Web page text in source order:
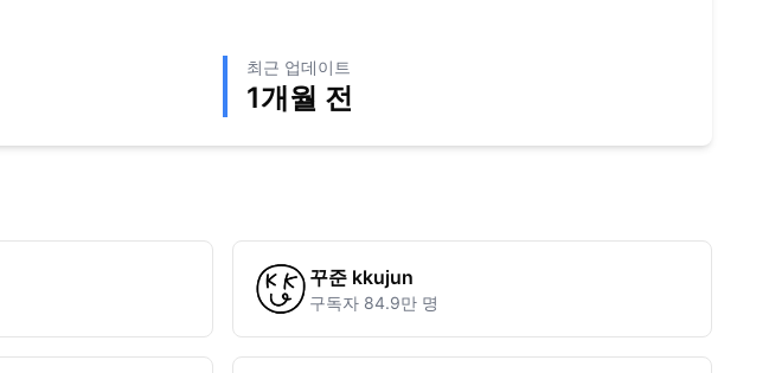
최근 업데이트
1개월 전
꾸준 kkujun
구독자 84.9만 명